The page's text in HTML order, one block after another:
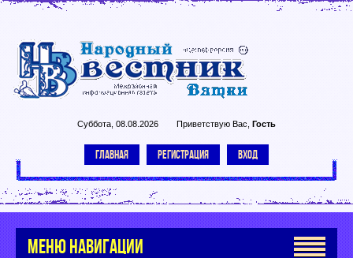
Суббота, 08.08.2026 Приветствую Вас Гость
ГЛАВНАЯ РЕГИСТРАЦИЯ ВХОД
МЕНЮ НАВИГАЦИИ